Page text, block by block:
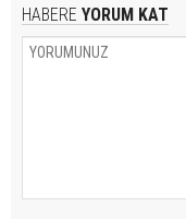
HABERE YORUM KAT